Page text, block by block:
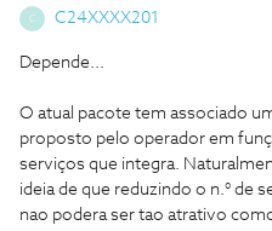
C C24XXXX201
Depende...
O atual pacote tem associado
proposto pelo operador em
serviços que integra.
ideia de que reduzindo o n.° de
nao podera ser tao atrativo